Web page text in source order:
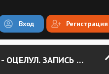
Вход Регистрация
СПОРТИНГ ЛИЕШТИ - ОЦЕЛУЛ. ЗАПИСЬ МАТЧА